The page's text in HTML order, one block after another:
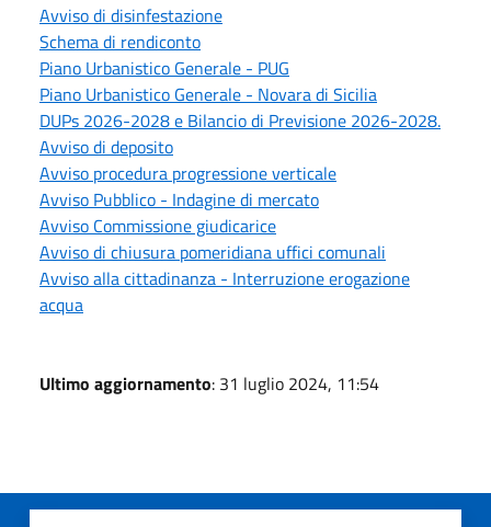
Avviso di disinfestazione
Schema di rendiconto
Piano Urbanistico Generale - PUG
Piano Urbanistico Generale - Novara di Sicilia
DUPs 2026-2028 e Bilancio di Previsione 2026-2028.
Avviso di deposito
Avviso procedura progressione verticale
Avviso Pubblico - Indagine di mercato
Avviso Commissione giudicarice
Avviso di chiusura pomeridiana uffici comunali
Avviso alla cittadinanza - Interruzione erogazione
acqua
Ultimo aggiornamento: 31 luglio 2024, 11:54